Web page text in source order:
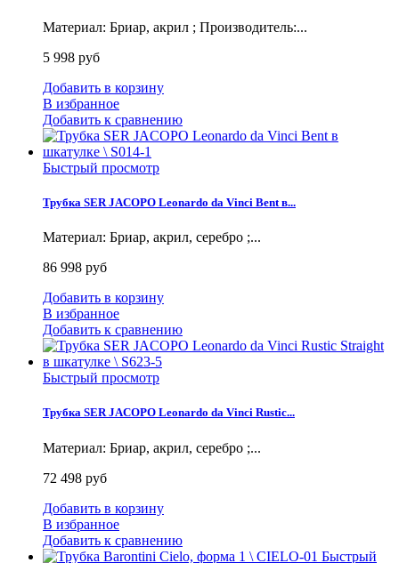
Материал: Бриар, акрил ; Производитель:...
5 998 руб
Добавить в корзину
В избранное
Добавить к сравнению
Быстрый просмотр
Трубка SER JACOPO Leonardo da Vinci Bent в...
Материал: Бриар, акрил, серебро ;...
86 998 руб
Добавить в корзину
В избранное
Добавить к сравнению
Быстрый просмотр
Трубка SER JACOPO Leonardo da Vinci Rustic...
Материал: Бриар, акрил, серебро ;...
72 498 руб
Добавить в корзину
В избранное
Добавить к сравнению
Быстрый